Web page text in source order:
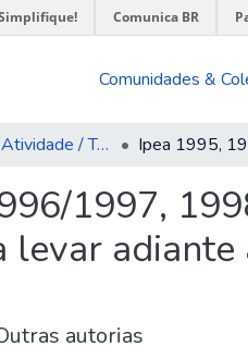
Comunica BR
Comunidades &
Relatórios de Atividade / Técnicos
1997,
levar
autorias